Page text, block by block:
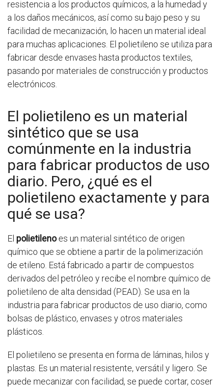
resistencia a los productos químicos, a la humedad y
a los daños mecánicos, así como su bajo peso y su
facilidad de mecanización, lo hacen un material ideal
para muchas aplicaciones. El polietileno se utiliza para
fabricar desde envases hasta productos textiles,
pasando por materiales de construcción y productos
electrónicos.
El polietileno es un material
sintético que se usa
comúnmente en la industria
para fabricar productos de uso
diario. Pero, ¿qué es el
polietileno exactamente y para
qué se usa?
El polietilenoes un material sintético de origen
químico que se obtiene a partir de la polimerización
de etileno. Está fabricado a partir de compuestos
derivados del petróleo y recibe el nombre químico de
polietileno de alta densidad (PEAD). Se usa en la
industria para fabricar productos de uso diario, como
bolsas de plástico, envases y otros materiales
plásticos.
El polietileno se presenta en forma de láminas, hilos y
plastas. Es un material resistente, versátil y ligero. Se
puede mecanizar con facilidad, se puede cortar, coser